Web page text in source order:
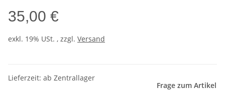
35,00 €
exkl. 19% USt. , zzgl. Versand
Lieferzeit: ab Zentrallager
Frage zum Artikel